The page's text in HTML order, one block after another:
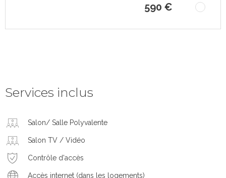
590 €
Services inclus
Salon/ Salle Polyvalente
Salon TV / Vidéo
Contrôle d'accès
Accès internet (dans les logements)